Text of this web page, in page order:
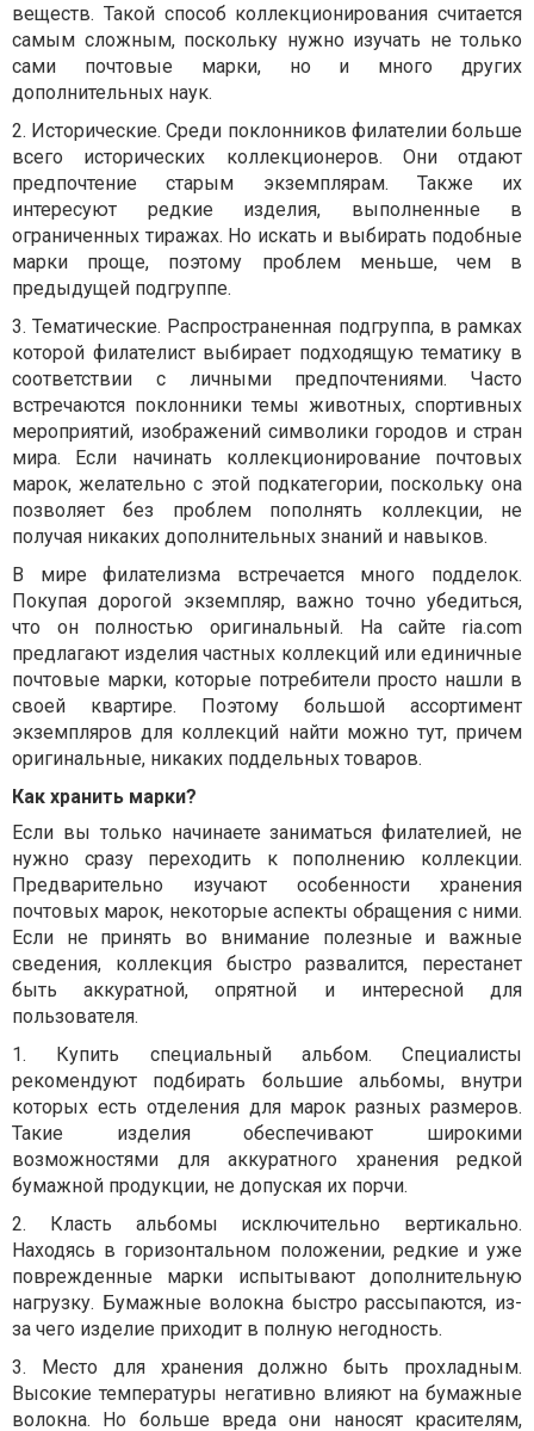
веществ. Такой способ коллекционирования считается
самым сложным, поскольку нужно изучать не только
сами почтовые марки, но и много других
дополнительных наук.
2. Исторические. Среди поклонников филателии больше
всего исторических коллекционеров. Они отдают
предпочтение старым экземплярам. Также их
интересуют редкие изделия, выполненные в
ограниченных тиражах. Но искать и выбирать подобные
марки проще, поэтому проблем меньше, чем в
предыдущей подгруппе.
3. Тематические. Распространенная подгруппа, в рамках
которой филателист выбирает подходящую тематику в
соответствии с личными предпочтениями. Часто
встречаются поклонники темы животных, спортивных
мероприятий, изображений символики городов и стран
мира. Если начинать коллекционирование почтовых
марок, желательно с этой подкатегории, поскольку она
позволяет без проблем пополнять коллекции, не
получая никаких дополнительных знаний и навыков.
В мире филателизма встречается много подделок.
Покупая дорогой экземпляр, важно точно убедиться,
что он полностью оригинальный. На сайте ria.com
предлагают изделия частных коллекций или единичные
почтовые марки, которые потребители просто нашли в
своей квартире. Поэтому большой ассортимент
экземпляров для коллекций найти можно тут, причем
оригинальные, никаких поддельных товаров.
Как хранить марки?
Если вы только начинаете заниматься филателией, не
нужно сразу переходить к пополнению коллекции.
Предварительно изучают особенности хранения
почтовых марок, некоторые аспекты обращения с ними.
Если не принять во внимание полезные и важные
сведения, коллекция быстро развалится, перестанет
быть аккуратной, опрятной и интересной для
пользователя.
1. Купить специальный альбом. Специалисты
рекомендуют подбирать большие альбомы, внутри
которых есть отделения для марок разных размеров.
Такие изделия обеспечивают широкими
возможностями для аккуратного хранения редкой
бумажной продукции, не допуская их порчи.
2. Класть альбомы исключительно вертикально.
Находясь в горизонтальном положении, редкие и уже
поврежденные марки испытывают дополнительную
нагрузку. Бумажные волокна быстро рассыпаются, из-
за чего изделие приходит в полную негодность.
3. Место для хранения должно быть прохладным.
Высокие температуры негативно влияют на бумажные
волокна. Но больше вреда они наносят красителям,